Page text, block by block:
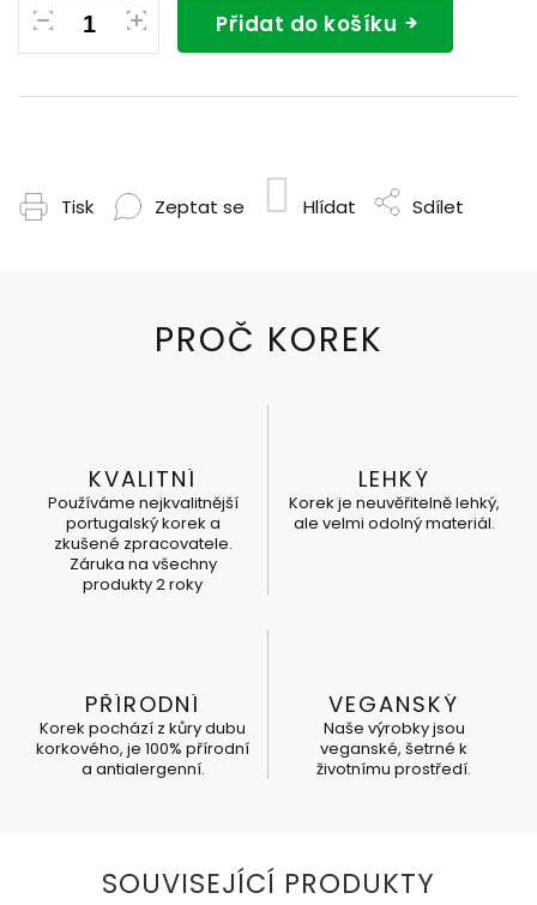
Přidat do košíku
Tisk Zeptat se Hlídat Sdílet
KVALITNÍ
Používáme nejkvalitnější
portugalský korek a
zkušené zpracovatele.
Záruka na všechny
produkty 2 roky
LEHKÝ
Korek je neuvěřitelně lehký,
ale velmi odolný materiál.
PŘÍRODNÍ
Korek pochází z kůry dubu
korkového, je 100% přírodní
a antialergenní.
VEGANSKÝ
Naše výrobky jsou
veganské, šetrné k
životnímu prostředí.
SOUVISEJÍCÍ PRODUKTY